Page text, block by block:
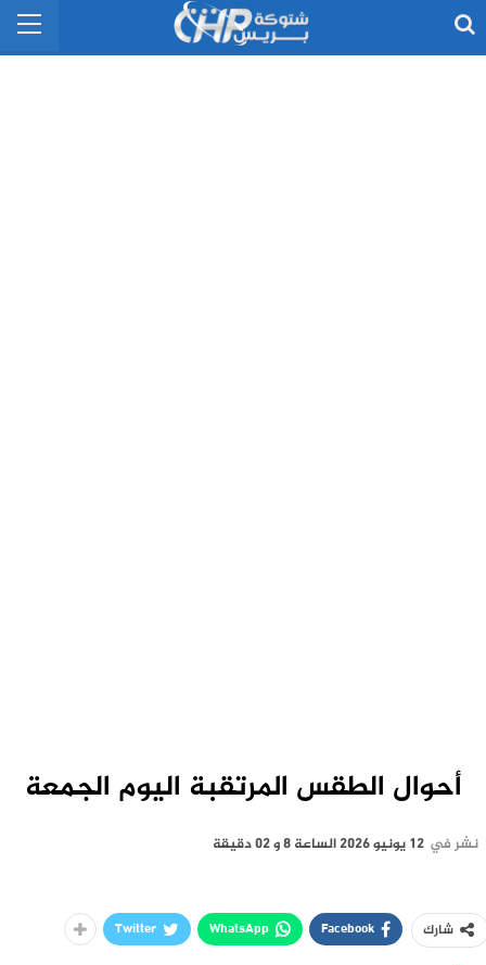
أحوال الطقس المرتقبة اليوم الجمعة
نشر في 12 يونيو 2026 الساعة 8 و 02 دقيقة
شارك Facebook
WhatsApp
Twitter